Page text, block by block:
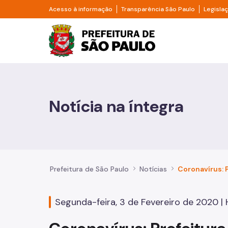
Pular para o Conteúdo principal
Acesso à informação Divisor de acesso à informação
Transparência São Paulo Divisor
Prefeitura de São
Casa e Moradia
Educação
Notícia na íntegra
Prefeitura de São Paulo Notícias
Segunda-feira, 3 de Fevereiro de 2020 |